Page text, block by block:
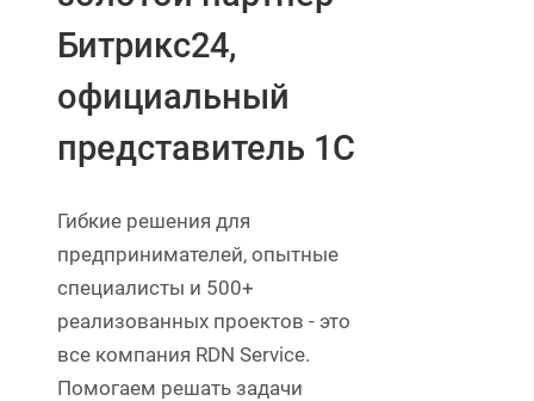
Битрикс24,
официальный
представитель 1С
Гибкие решения для
предпринимателей, опытные
специалисты и 500+
реализованных проектов - это
все компания RDN Service.
Помогаем решать задачи